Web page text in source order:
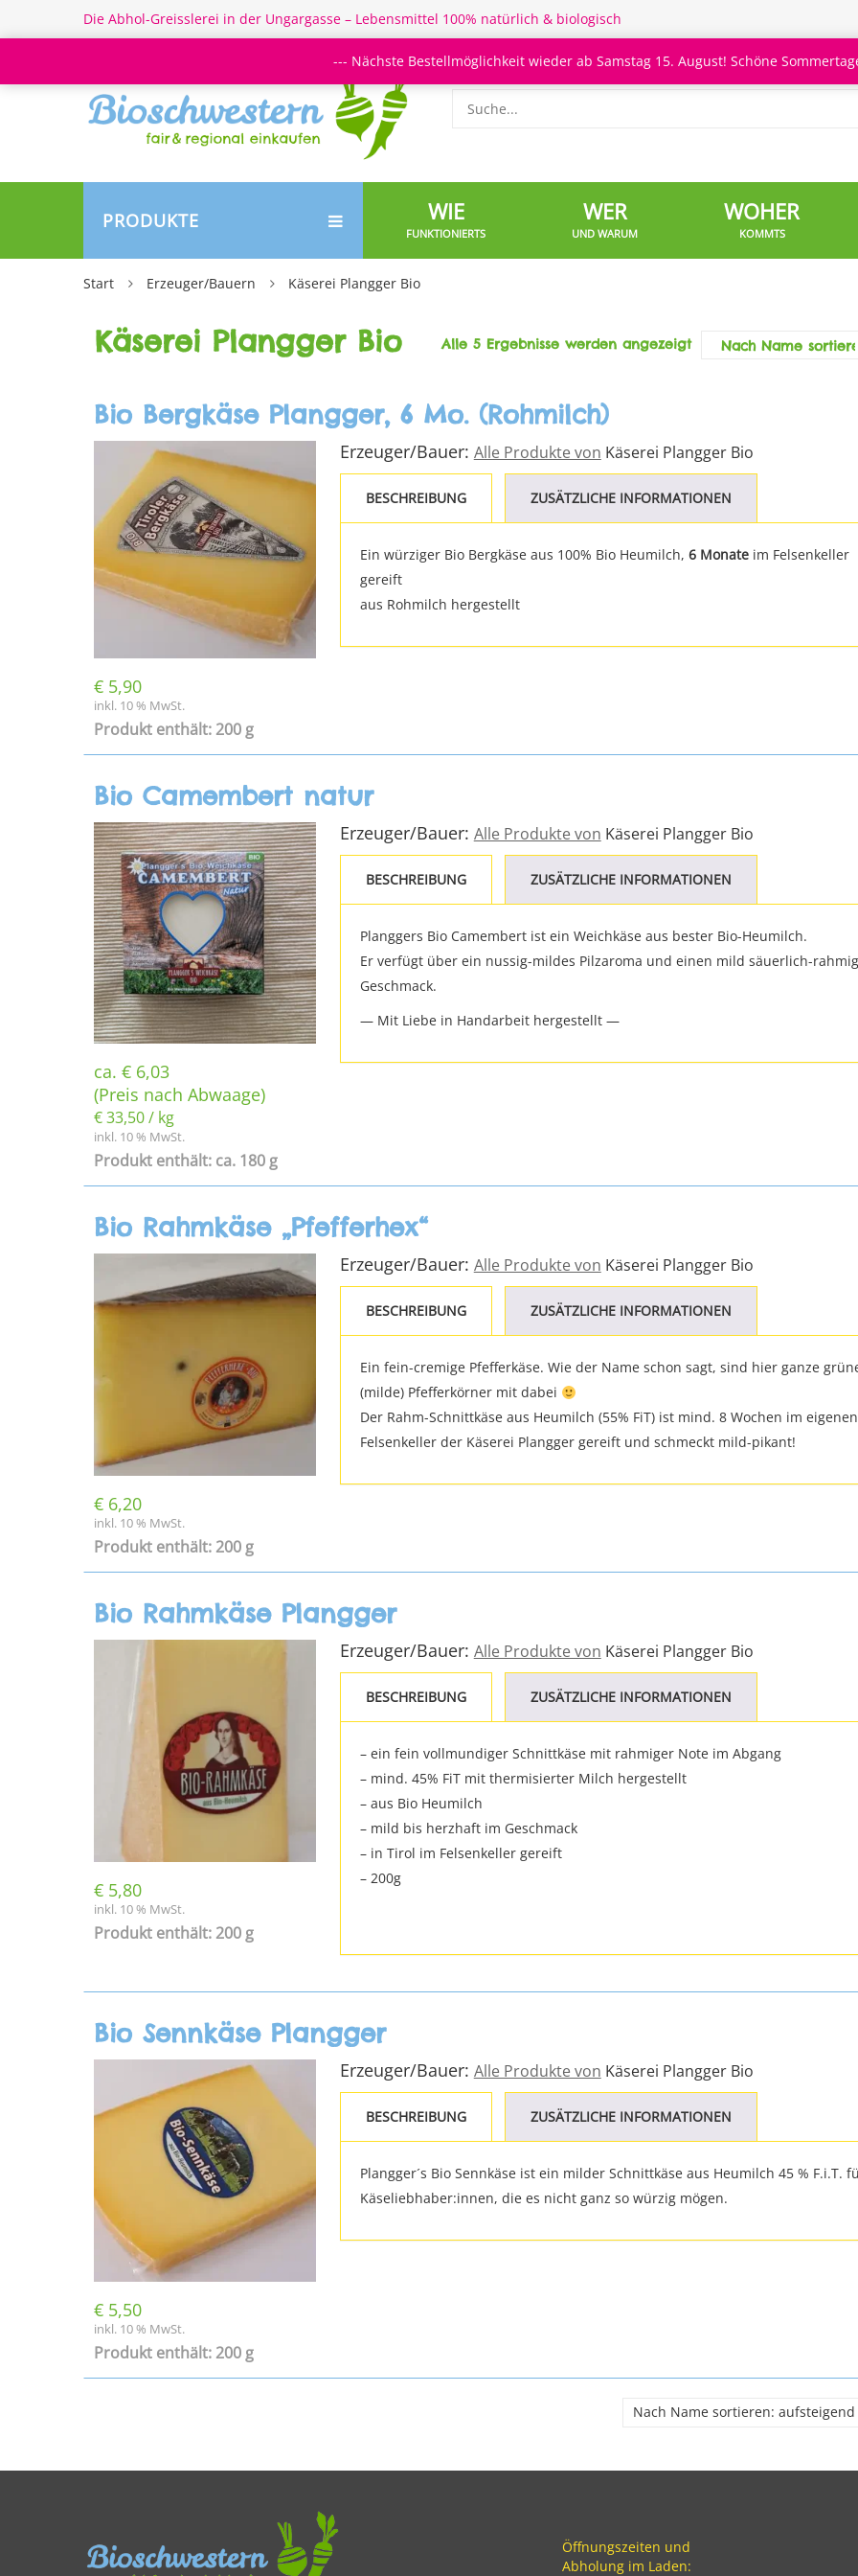
Die Abhol-Greisslerei in der Ungargasse – Lebensmittel 100% natürlich & biologisch
PRODUKTE WIE
FUNKTIONIERTS
WER
UND WARUM
WOHER
KOMMTS
Start Erzeuger/Bauern Käserei Plangger Bio
Käserei Plangger Bio Alle 5 Ergebnisse werden angezeigt
Bio Bergkäse Plangger, 6 Mo. (Rohmilch)
€ 5,90
inkl. 10 % MwSt.
Produkt enthält: 200 g
Erzeuger/Bauer: Alle Produkte von Käserei Plangger Bio
BESCHREIBUNG ZUSÄTZLICHE INFORMATIONEN
Ein würziger Bio Bergkäse aus 100% Bio Heumilch, 6 Monateim Felsenkeller
gereift
aus Rohmilch hergestellt
Bio Camembert natur
ca. € 6,03
(Preis nach Abwaage)
€33,50/ kg
inkl. 10 % MwSt.
Produkt enthält: ca. 180 g
Erzeuger/Bauer: Alle Produkte von Käserei Plangger Bio
BESCHREIBUNG ZUSÄTZLICHE INFORMATIONEN
Planggers Bio Camembert ist ein Weichkäse aus bester Bio-Heumilch.
Er verfügt über ein nussig-mildes Pilzaroma und einen mild säuerlich-
Geschmack.
— Mit Liebe in Handarbeit hergestellt —
Bio Rahmkäse „Pfefferhex“
€ 6,20
inkl. 10 % MwSt.
Produkt enthält: 200 g
Erzeuger/Bauer: Alle Produkte von Käserei Plangger Bio
BESCHREIBUNG ZUSÄTZLICHE INFORMATIONEN
Ein fein-cremige Pfefferkäse. Wie der Name schon sagt, sind hier ganze
(milde) Pfefferkörner mit dabei
Der Rahm-Schnittkäse aus Heumilch (55% FiT) ist mind. 8 Wochen im eigenen
Felsenkeller der Käserei Plangger gereift und schmeckt mild-pikant!
Bio Rahmkäse Plangger
€ 5,80
inkl. 10 % MwSt.
Produkt enthält: 200 g
Erzeuger/Bauer: Alle Produkte von Käserei Plangger Bio
BESCHREIBUNG ZUSÄTZLICHE INFORMATIONEN
– ein fein vollmundiger Schnittkäse mit rahmiger Note im Abgang
– mind. 45% FiT mit thermisierter Milch hergestellt
– aus Bio Heumilch
– mild bis herzhaft im Geschmack
– in Tirol im Felsenkeller gereift
– 200g
Bio Sennkäse Plangger
€ 5,50
inkl. 10 % MwSt.
Produkt enthält: 200 g
Erzeuger/Bauer: Alle Produkte von Käserei Plangger Bio
BESCHREIBUNG ZUSÄTZLICHE INFORMATIONEN
Plangger´s Bio Sennkäse ist ein milder Schnittkäse aus Heumilch 45 % F.i.T.
Käseliebhaber:innen, die es nicht ganz so würzig mögen.
Öffnungszeiten und
Abholung im Laden:
--- Nächste Bestellmöglichkeit wieder ab Samstag 15. August! Schöne